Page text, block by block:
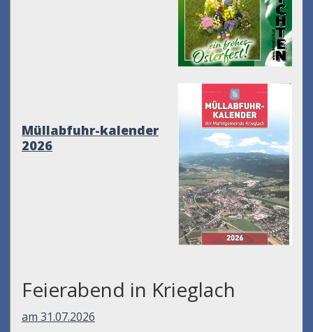
Müllabfuhr-kalender
2026
Feierabend in Krieglach
am 31.07.2026